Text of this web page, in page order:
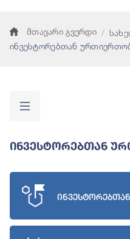
მთავარი გვერდი
ინვესტორებთან
Ინვესტორებთან